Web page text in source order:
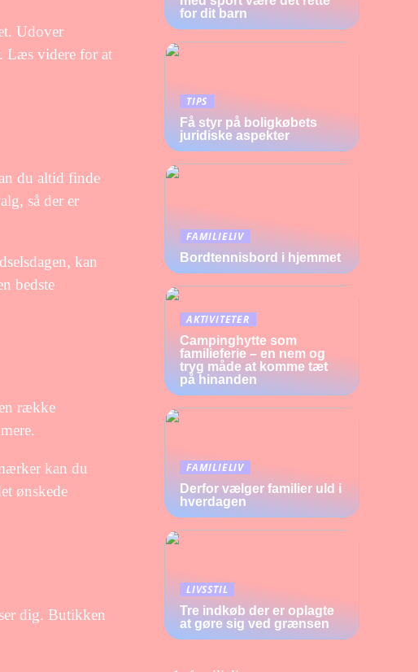
Udover
Læs videre for at
du altid finde
så der er
kan
bedste
række
kan du
ønskede
dig. Butikken
for dit barn
TIPS
Få styr på boligkøbets
juridiske aspekter
FAMILIELIV
Bordtennisbord i hjemmet
AKTIVITETER
Campinghytte som
familieferie – en nem og
tryg måde at komme tæt
på hinanden
FAMILIELIV
Derfor vælger familier uld i
hverdagen
LIVSSTIL
Tre indkøb der er oplagte
at gøre sig ved grænsen